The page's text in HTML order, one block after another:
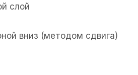
слой
вниз (методом сдвига)